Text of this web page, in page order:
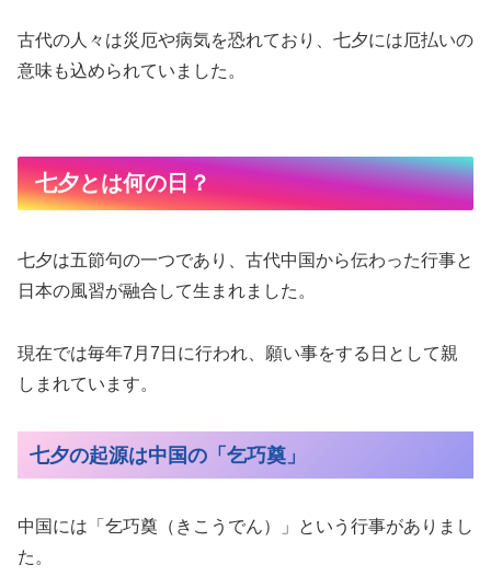
古代の人々は災厄や病気を恐れており、七夕には厄払いの
意味も込められていました。
七夕とは何の日？
七夕は五節句の一つであり、古代中国から伝わった行事と
日本の風習が融合して生まれました。
現在では毎年7月7日に行われ、願い事をする日として親
しまれています。
七夕の起源は中国の「乞巧奠」
中国には「乞巧奠（きこうでん）」という行事がありまし
た。